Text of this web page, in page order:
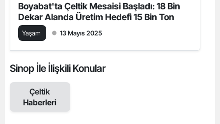
Boyabat'ta Çeltik Mesaisi Başladı: 18 Bin
Dekar Alanda Üretim Hedefi 15 Bin Ton
Yaşam 13 Mayıs 2025
Sinop İle İlişkili Konular
Çeltik
Haberleri